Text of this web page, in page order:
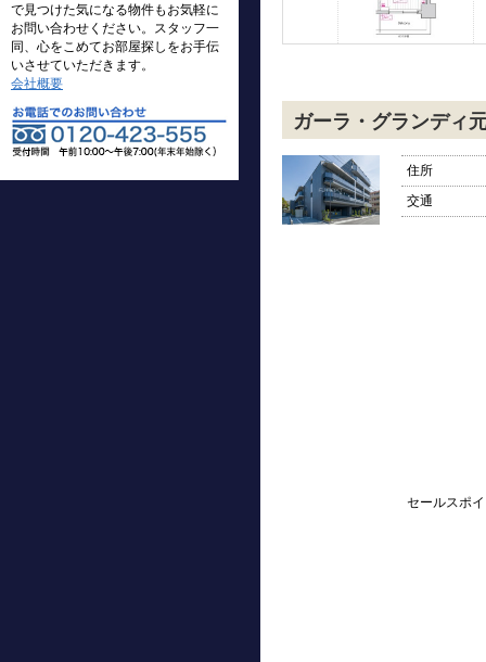
で見つけた気になる物件もお気軽に
お問い合わせください。スタッフ一
同、心をこめてお部屋探しをお手伝
いさせていただきます。
会社概要
ガーラ・グランディ
住所
交通
セールスポ